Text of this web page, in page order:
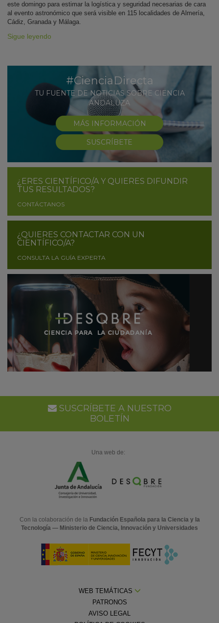
este domingo para estimar la logística y seguridad necesarias de cara
al evento astronómico que será visible en 115 localidades de Almería,
Cádiz, Granada y Málaga.
Sigue leyendo
#CienciaDirecta
TU FUENTE DE NOTICIAS SOBRE CIENCIA
ANDALUZA
MÁS INFORMACIÓN
SUSCRÍBETE
¿ERES CIENTÍFICO/A Y QUIERES DIFUNDIR
TUS RESULTADOS?
CONTÁCTANOS
¿QUIERES CONTACTAR CON UN
CIENTÍFICO/A?
CONSULTA LA GUÍA EXPERTA
SUSCRÍBETE A NUESTRO
BOLETÍN
Una web de:
Con la colaboración de la Fundación Española para la Ciencia y la
Tecnología — Ministerio de Ciencia, Innovación y Universidades
WEB TEMÁTICAS
PATRONOS
AVISO LEGAL